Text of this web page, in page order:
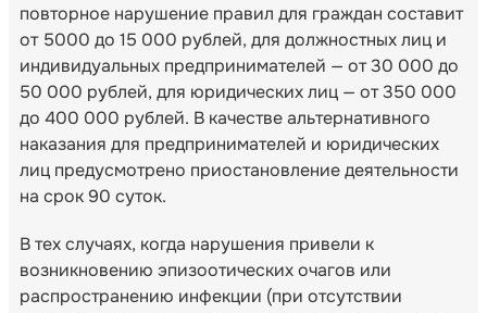
повторное нарушение правил для граждан составит
от 5000 до 15 000 рублей, для должностных лиц и
индивидуальных предпринимателей — от 30 000 до
50 000 рублей, для юридических лиц — от 350 000
до 400 000 рублей. В качестве альтернативного
наказания для предпринимателей и юридических
лиц предусмотрено приостановление деятельности
на срок 90 суток.
В тех случаях, когда нарушения привели к
возникновению эпизоотических очагов или
распространению инфекции (при отсутствии